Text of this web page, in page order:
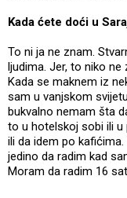
Kada ćete doći u
To ni ja ne znam.
ljudima. Jer, to niko ne
Kada se maknem iz
sam u vanjskom
bukvalno nemam šta
to u hotelskoj sobi ili u
ili da idem po
jedino da radim kad
Moram da radim 16